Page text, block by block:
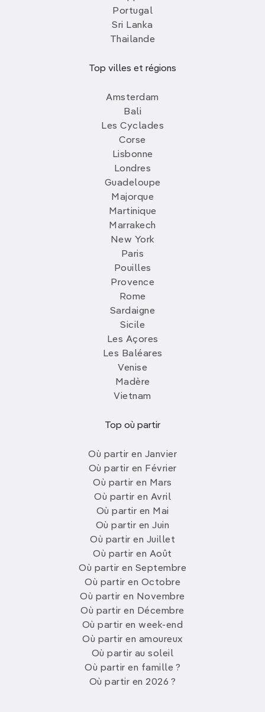
Portugal
Sri Lanka
Thailande
Top villes et régions
Amsterdam
Bali
Les Cyclades
Corse
Lisbonne
Londres
Guadeloupe
Majorque
Martinique
Marrakech
New York
Paris
Pouilles
Provence
Rome
Sardaigne
Sicile
Les Açores
Les Baléares
Venise
Madère
Vietnam
Top où partir
Où partir en Janvier
Où partir en Février
Où partir en Mars
Où partir en Avril
Où partir en Mai
Où partir en Juin
Où partir en Juillet
Où partir en Août
Où partir en Septembre
Où partir en Octobre
Où partir en Novembre
Où partir en Décembre
Où partir en week-end
Où partir en amoureux
Où partir au soleil
Où partir en famille ?
Où partir en 2026 ?